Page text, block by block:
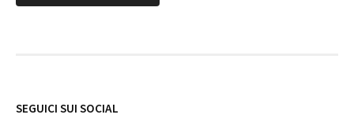
SEGUICI SUI SOCIAL